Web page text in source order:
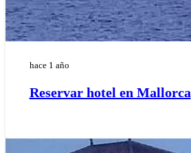
hace 1 año
Reservar hotel en Mallorca